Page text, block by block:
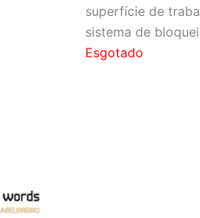
superfície de
sistema de
Esgotado